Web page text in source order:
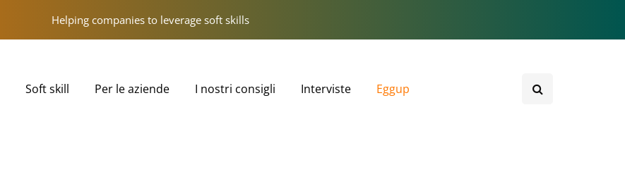
Helping companies to leverage soft skills
Soft skill Per le aziende I nostri consigli Interviste Eggup